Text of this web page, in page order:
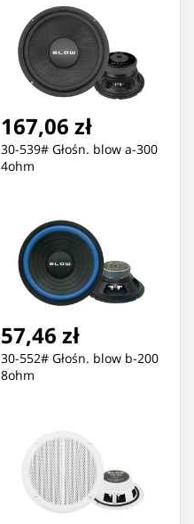
167,06 zł
30-539# Głośn. blow a-300
4ohm
57,46 zł
30-552# Głośn. blow b-200
8ohm